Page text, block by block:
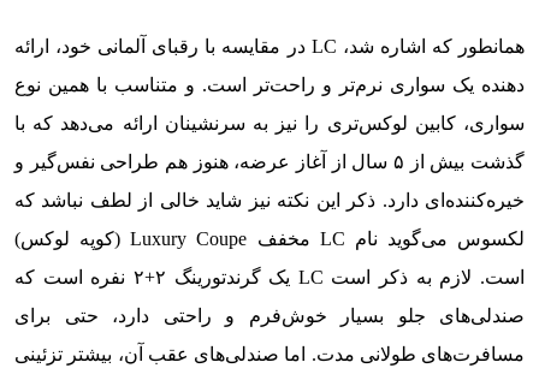
همانطور که اشاره شد، LC در مقایسه با رقبای آلمانی خود، ارائه
دهنده یک سواری نرم‌تر و راحت‌تر است. و متناسب با همین نوع
سواری، کابین لوکس‌تری را نیز به سرنشینان ارائه می‌دهد که با
گذشت بیش از ۵ سال از آغاز عرضه، هنوز هم طراحی نفس‌گیر و
خیره‌کننده‌ای دارد. ذکر این نکته نیز شاید خالی از لطف نباشد که
لکسوس می‌گوید نام LC مخفف Luxury Coupe (کوپه لوکس)
است. لازم به ذکر است LC یک گرندتورینگ ۲+۲ نفره است که
صندلی‌های جلو بسیار خوش‌فرم و راحتی دارد، حتی برای
مسافرت‌های طولانی مدت. اما صندلی‌های عقب آن، بیشتر تزئینی